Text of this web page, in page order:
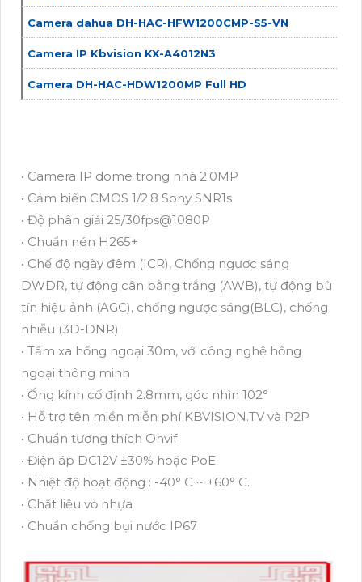
Camera dahua DH-HAC-HFW1200CMP-S5-VN
Camera IP Kbvision KX-A4012N3
Camera DH-HAC-HDW1200MP Full HD
• Camera IP dome trong nhà 2.0MP
• Cảm biến CMOS 1/2.8 Sony SNR1s
• Độ phân giải 25/30fps@1080P
• Chuẩn nén H265+
• Chế độ ngày đêm (ICR), Chống ngược sáng
DWDR, tự động cân bằng trắng (AWB), tự động bù
tín hiệu ảnh (AGC), chống ngược sáng(BLC), chống
nhiễu (3D-DNR).
• Tầm xa hồng ngoại 30m, với công nghệ hồng
ngoại thông minh
• Ống kính cố định 2.8mm, góc nhìn 102°
• Hỗ trợ tên miền miễn phí KBVISION.TV và P2P
• Chuẩn tương thích Onvif
• Điện áp DC12V ±30% hoặc PoE
• Nhiệt độ hoạt động : -40° C ~ +60° C.
• Chất liệu vỏ nhựa
• Chuẩn chống bụi nước IP67